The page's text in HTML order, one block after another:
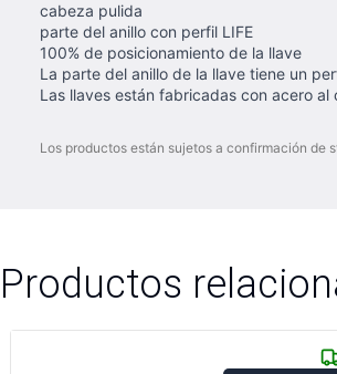
cabeza pulida
parte del anillo con perfil LIFE
100% de posicionamiento de la llave
La parte del anillo de la llave tiene un
Las llaves están fabricadas con acero
Los productos están sujetos a confirmación de
Productos